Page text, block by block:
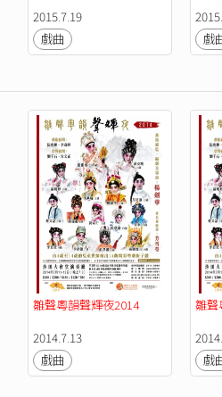
2015.7.19
戲曲
戲
雛聲粵韻聲輝夜2014
2014.7.13
戲曲
雛聲
戲